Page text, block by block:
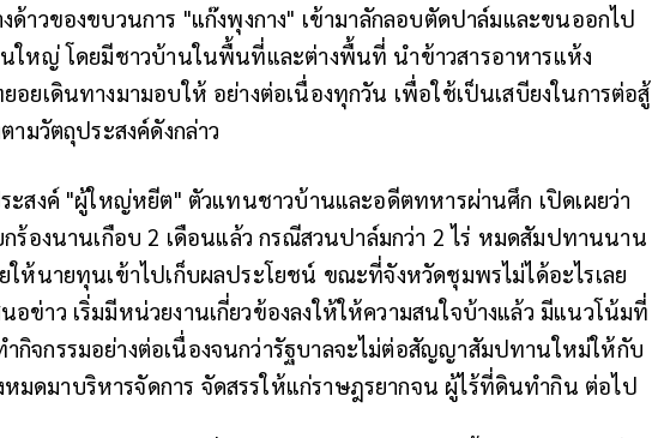
ด้าวของขบวนการ "แก๊งพุงกาง" เข้ามาลักลอบตัดปาล์มและขนออกไป
นใหญ่ โดยมีชาวบ้านในพื้นที่และต่างพื้นที่ นำข้าวสารอาหารแห้ง
อยเดินทางมามอบให้ อย่างต่อเนื่องทุกวัน เพื่อใช้เป็นเสบียงในการต่อสู้
ามวัตถุประสงค์ดังกล่าว
ะสงค์ "ผู้ใหญ่หยีต" ตัวแทนชาวบ้านและอดีตทหารผ่านศึก เปิดเผยว่า
กร้องนานเกือบ 2 เดือนแล้ว กรณีสวนปาล์มกว่า 2 ไร่ หมดสัมปทานนาน
ให้นายทุนเข้าไปเก็บผลประโยชน์ ขณะที่จังหวัดชุมพรไม่ได้อะไรเลย
อข่าว เริ่มมีหน่วยงานเกี่ยวข้องลงให้ให้ความสนใจบ้างแล้ว มีแนวโน้มที่
กิจกรรมอย่างต่อเนื่องจนกว่ารัฐบาลจะไม่ต่อสัญญาสัมปทานใหม่ให้กับ
ดมาบริหารจัดการ จัดสรรให้แก่ราษฎรยากจน ผู้ไร้ที่ดินทำกิน ต่อไป